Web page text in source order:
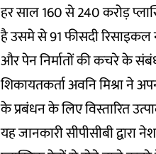
हर साल 160 से 240 करोड़
है उसमे से 91 फीसदी रिसाइकल
और पेन निर्मातों की कचरे के
शिकायतकर्ता अवनि मिश्रा ने
के प्रबंधन के लिए विस्तारित
यह जानकारी सीपीसीबी द्वारा